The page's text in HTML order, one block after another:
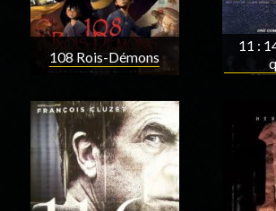
108 Rois-Démons
11 :